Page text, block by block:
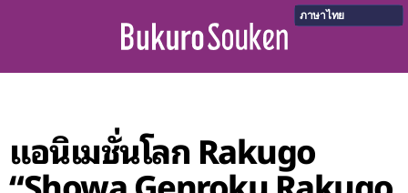
ภาษาไทย
แอนิเมชั่นโลก Rakugo